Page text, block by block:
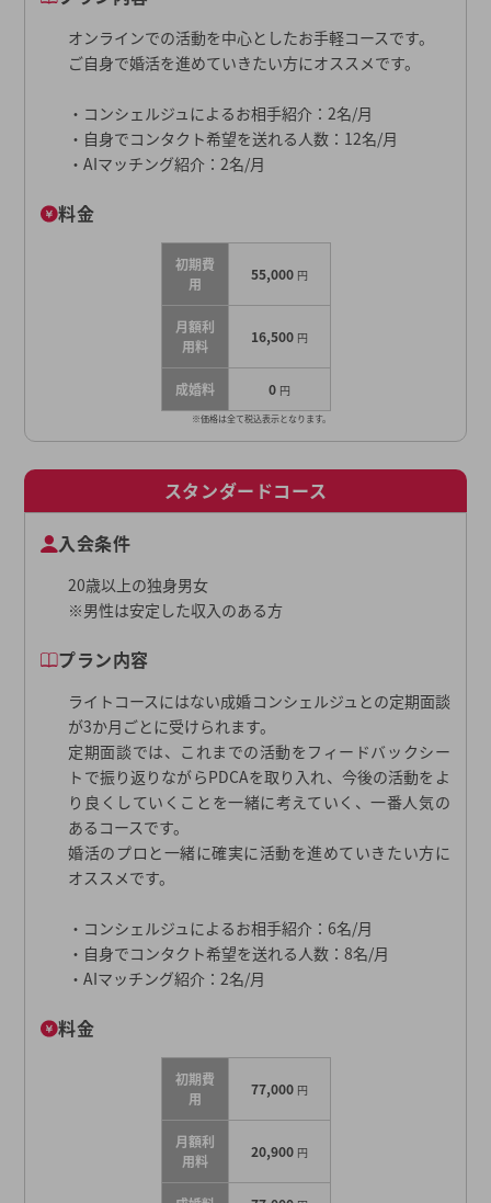
オンラインでの活動を中心としたお手軽コースです。
ご自身で婚活を進めていきたい方にオススメです。
・コンシェルジュによるお相手紹介：2名/月
・自身でコンタクト希望を送れる人数：12名/月
・AIマッチング紹介：2名/月
料金
初期費
用
55,000 円
月額利
用料
16,500 円
成婚料 0 円
※価格は全て税込表示となります。
スタンダードコース
入会条件
20歳以上の独身男女
※男性は安定した収入のある方
プラン内容
ライトコースにはない成婚コンシェルジュとの定期面談
が3か月ごとに受けられます。
定期面談では、これまでの活動をフィードバックシー
トで振り返りながらPDCAを取り入れ、今後の活動をよ
り良くしていくことを一緒に考えていく、一番人気の
あるコースです。
婚活のプロと一緒に確実に活動を進めていきたい方に
オススメです。
・コンシェルジュによるお相手紹介：6名/月
・自身でコンタクト希望を送れる人数：8名/月
・AIマッチング紹介：2名/月
料金
初期費
用
77,000 円
月額利
用料
20,900 円